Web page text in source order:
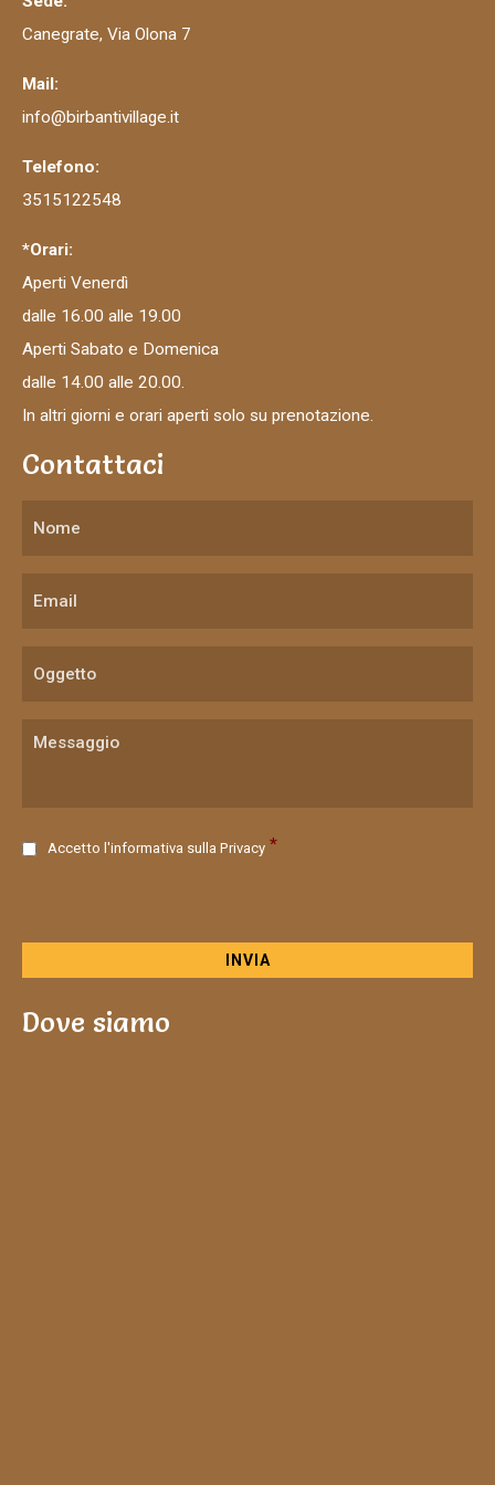
Canegrate, Via Olona 7
Mail:
info@birbantivillage.it
Telefono:
3515122548
*Orari:
Aperti Venerdì
dalle 16.00 alle 19.00
Aperti Sabato e Domenica
dalle 14.00 alle 20.00.
In altri giorni e orari aperti solo su prenotazione.
Contattaci
C
s
Accetto l'informativa sulla Privacy *
Dove siamo